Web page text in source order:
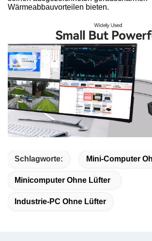
Wärmeabbauvorteilen bieten.
Schlagworte: Mini-Computer
Minicomputer Ohne Lüfter
Industrie-PC Ohne Lüfter